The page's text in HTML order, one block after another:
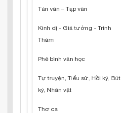
Tản văn – Tạp văn
Kinh dị - Giả tưởng - Trinh
Thám
Phê bình văn học
Tự truyện, Tiểu sử, Hồi ký, Bút
ký, Nhân vật
Thơ ca